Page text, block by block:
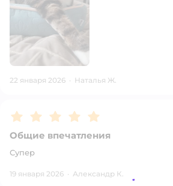
22 января 2026 · Наталья Ж.
Рейтинг:5
Общие впечатления
Супер
19 января 2026 · Александр К.